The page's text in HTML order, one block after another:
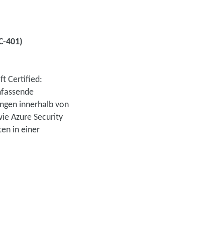
401)
Certified:
innerhalb von
Azure Security
in einer